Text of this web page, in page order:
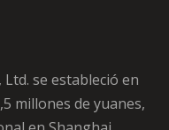
se estableció en
millones de yuanes,